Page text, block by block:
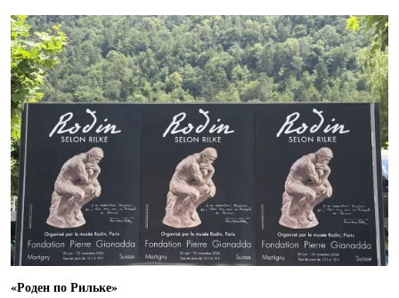
«Роден по Рильке»